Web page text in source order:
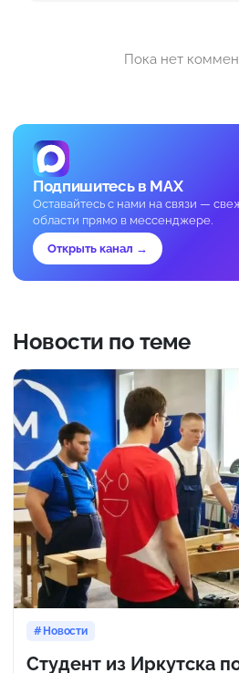
Пока нет
Подпишитесь в MAX
Оставайтесь с нами на связи —
области прямо в мессенджере.
Открыть канал →
Новости по теме
Новости
Студент из Иркутска